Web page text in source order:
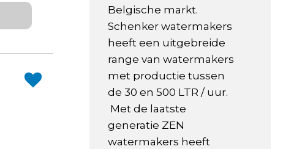
Belgische markt.
Schenker watermakers
heeft een uitgebreide
range van watermakers
met productie tussen
de 30 en 500 LTR / uur.
Met de laatste
generatie ZEN
watermakers heeft